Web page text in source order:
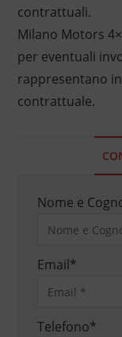
contrattuali.
Milano Motors
per eventuali
rappresentano
contrattuale.
Nome e
Email*
Telefono*